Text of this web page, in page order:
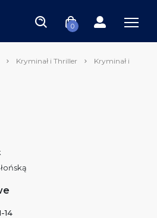
0
Kryminał i Thriller
Kryminał i
14